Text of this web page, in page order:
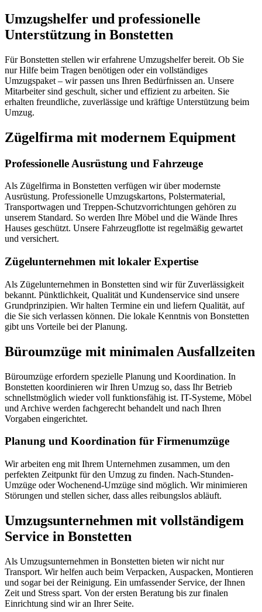
Umzugshelfer und professionelle
Unterstützung in Bonstetten
Für Bonstetten stellen wir erfahrene Umzugshelfer bereit. Ob Sie
nur Hilfe beim Tragen benötigen oder ein vollständiges
Umzugspaket – wir passen uns Ihren Bedürfnissen an. Unsere
Mitarbeiter sind geschult, sicher und effizient zu arbeiten. Sie
erhalten freundliche, zuverlässige und kräftige Unterstützung beim
Umzug.
Zügelfirma mit modernem Equipment
Professionelle Ausrüstung und Fahrzeuge
Als Zügelfirma in Bonstetten verfügen wir über modernste
Ausrüstung. Professionelle Umzugskartons, Polstermaterial,
Transportwagen und Treppen-Schutzvorrichtungen gehören zu
unserem Standard. So werden Ihre Möbel und die Wände Ihres
Hauses geschützt. Unsere Fahrzeugflotte ist regelmäßig gewartet
und versichert.
Zügelunternehmen mit lokaler Expertise
Als Zügelunternehmen in Bonstetten sind wir für Zuverlässigkeit
bekannt. Pünktlichkeit, Qualität und Kundenservice sind unsere
Grundprinzipien. Wir halten Termine ein und liefern Qualität, auf
die Sie sich verlassen können. Die lokale Kenntnis von Bonstetten
gibt uns Vorteile bei der Planung.
Büroumzüge mit minimalen Ausfallzeiten
Büroumzüge erfordern spezielle Planung und Koordination. In
Bonstetten koordinieren wir Ihren Umzug so, dass Ihr Betrieb
schnellstmöglich wieder voll funktionsfähig ist. IT-Systeme, Möbel
und Archive werden fachgerecht behandelt und nach Ihren
Vorgaben eingerichtet.
Planung und Koordination für Firmenumzüge
Wir arbeiten eng mit Ihrem Unternehmen zusammen, um den
perfekten Zeitpunkt für den Umzug zu finden. Nach-Stunden-
Umzüge oder Wochenend-Umzüge sind möglich. Wir minimieren
Störungen und stellen sicher, dass alles reibungslos abläuft.
Umzugsunternehmen mit vollständigem
Service in Bonstetten
Als Umzugsunternehmen in Bonstetten bieten wir nicht nur
Transport. Wir helfen auch beim Verpacken, Auspacken, Montieren
und sogar bei der Reinigung. Ein umfassender Service, der Ihnen
Zeit und Stress spart. Von der ersten Beratung bis zur finalen
Einrichtung sind wir an Ihrer Seite.